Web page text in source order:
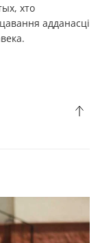
хто
адданасці